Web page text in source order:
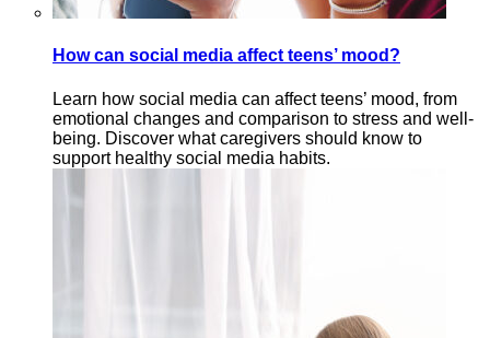
How can social media affect teens’ mood?
Learn how social media can affect teens’ mood, from
emotional changes and comparison to stress and well-
being. Discover what caregivers should know to
support healthy social media habits.